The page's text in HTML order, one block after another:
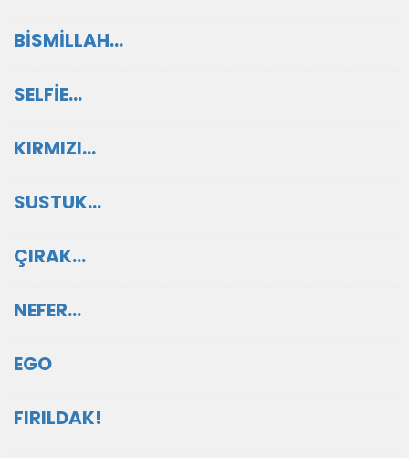
BİSMİLLAH…
SELFİE...
KIRMIZI…
SUSTUK…
ÇIRAK…
NEFER…
EGO
FIRILDAK!